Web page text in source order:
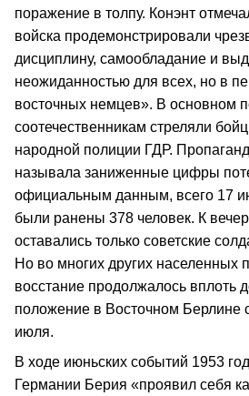
поражение в толпу. Конэнт
войска продемонстрировали
дисциплину, самообладание и
неожиданностью для всех, но в
восточных немцев». В основном
соотечественникам стреляли
народной полиции ГДР.
называла заниженные цифры
официальным данным, всего 17
были ранены 378 человек. К
оставались только советские
Но во многих других населенных
восстание продолжалось вплоть
положение в Восточном Берлине
июля.
В ходе июньских событий 1953
Германии Берия «проявил себя